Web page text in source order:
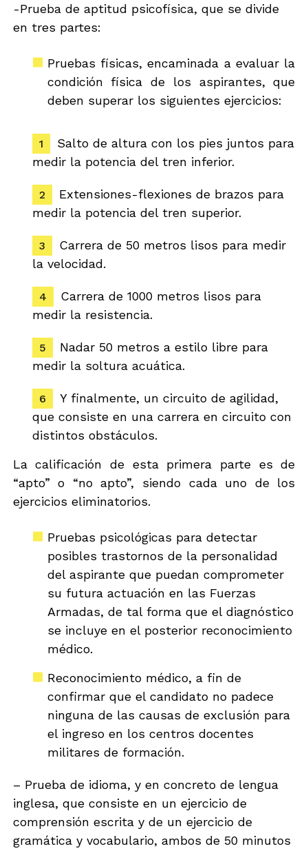
-Prueba de aptitud psicofísica, que se divide
en tres partes:
Pruebas físicas, encaminada a evaluar la
condición física de los aspirantes, que
deben superar los siguientes ejercicios:
Salto de altura con los pies juntos para
medir la potencia del tren inferior.
Extensiones-flexiones de brazos para
medir la potencia del tren superior.
Carrera de 50 metros lisos para medir
la velocidad.
Carrera de 1000 metros lisos para
medir la resistencia.
Nadar 50 metros a estilo libre para
medir la soltura acuática.
Y finalmente, un circuito de agilidad,
que consiste en una carrera en circuito con
distintos obstáculos.
La calificación de esta primera parte es de
“apto” o “no apto”, siendo cada uno de los
ejercicios eliminatorios.
Pruebas psicológicas para detectar
posibles trastornos de la personalidad
del aspirante que puedan comprometer
su futura actuación en las Fuerzas
Armadas, de tal forma que el diagnóstico
se incluye en el posterior reconocimiento
médico.
Reconocimiento médico, a fin de
confirmar que el candidato no padece
ninguna de las causas de exclusión para
el ingreso en los centros docentes
militares de formación.
– Prueba de idioma, y en concreto de lengua
inglesa, que consiste en un ejercicio de
comprensión escrita y de un ejercicio de
gramática y vocabulario, ambos de 50 minutos